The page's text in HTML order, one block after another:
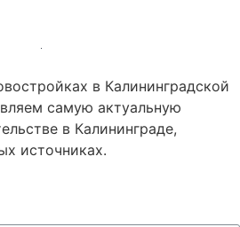
в Калининградской
самую актуальную
в Калининграде,
источниках.